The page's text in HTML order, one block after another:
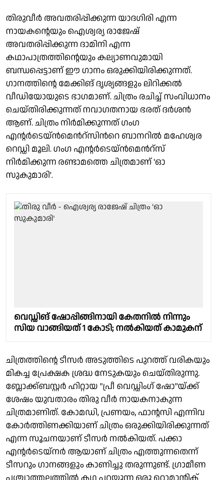
തിരുവീർ അവതരിപ്പിക്കുന്ന യാദഗിരി എന്ന
നായകന്റെയും ഐശ്വര്യ രാജേഷ്
അവതരിപ്പിക്കുന്ന ദാമിനി എന്ന
കഥാപാത്രത്തിന്റെയും കല്യാണവുമായി
ബന്ധപ്പെട്ടാണ് ഈ ഗാനം ഒരുക്കിയിരിക്കുന്നത്.
ഗാനത്തിന്റെ മേക്കിങ് ദൃശ്യങ്ങളും ലിറിക്കൽ
വീഡിയോയുടെ ഭാഗമാണ്. ചിത്രം രചിച്ച് സംവിധാനം
ചെയ്തിരിക്കുന്നത് നവാഗതനായ ഭരത് ദർശൻ
ആണ്. ചിത്രം നിർമിക്കുന്നത് ഗംഗ
എന്റർടെയ്ന്‍‍മെന്‍റ്സിന്‍റെ ബാനറിൽ മഹേശ്വര
റെഡ്ഡി മൂലി. ഗംഗ എന്റർടെയ്ന്‍മെന്‍റ്സ്
നിർമിക്കുന്ന രണ്ടാമത്തെ ചിത്രമാണ് 'ഓ
സുകുമാരി'.
വെഡ്ഡിങ് ഷോപ്പിങ്ങിനായി കേതനിൽ നിന്നും
സിയ വാങ്ങിയത് 1 കോടി; നൽകിയത് കാമുകന്
ചിത്രത്തിൻ്റെ ടീസർ അടുത്തിടെ പുറത്ത് വരികയും
മികച്ച പ്രേക്ഷക ശ്രദ്ധ നേടുകയും ചെയ്തിരുന്നു.
ബ്ലോക്ക്ബസ്റ്റർ ഹിറ്റായ "പ്രീ വെഡ്ഡിംഗ് ഷോ"യ്ക്ക്
ശേഷം യുവതാരം തിരു വീർ നായകനാകുന്ന
ചിത്രമാണിത്. കോമഡി, പ്രണയം, ഫാൻ്റസി എന്നിവ
കോർത്തിണക്കിയാണ് ചിത്രം ഒരുക്കിയിരിക്കുന്നത്
എന്ന സൂചനയാണ് ടീസർ നൽകിയത്. പക്കാ
എൻ്റർടെയ്നർ ആയാണ് ചിത്രം എത്തുന്നതെന്ന്
ടീസറും ഗാനങ്ങളും കാണിച്ചു തരുന്നുണ്ട്. ഗ്രാമീണ